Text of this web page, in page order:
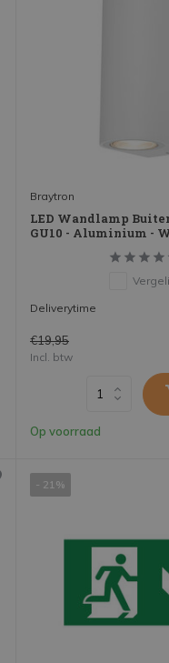
Braytron
LED Wandlamp
GU10 - Aluminium -
Deliverytime
€19,95
Incl. btw
Op voorraad
- 21%